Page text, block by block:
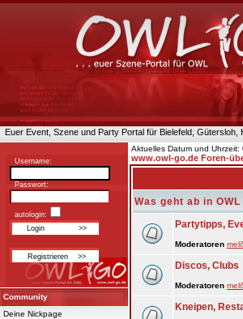
Euer Event, Szene und Party Portal für Bielefeld,
Username:
Passwort:
autologin:
Community
Deine Nickpage
Aktuelles Datum und
www.owl-go.de Foren-
Was geht ab in OWL
Partytipps,
Moderatoren
Discos, Clubs
Moderatoren
Kneipen,